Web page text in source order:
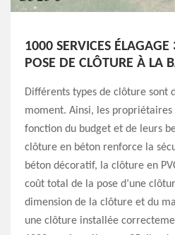
1000 SERVICES ÉLAGAGE
POSE DE CLÔTURE À LA
Différents types de clôture sont
moment. Ainsi, les
fonction du budget et de leurs
clôture en béton renforce la
béton décoratif, la clôture en
coût total de la pose d’une
dimension de la clôture et du
une clôture installée